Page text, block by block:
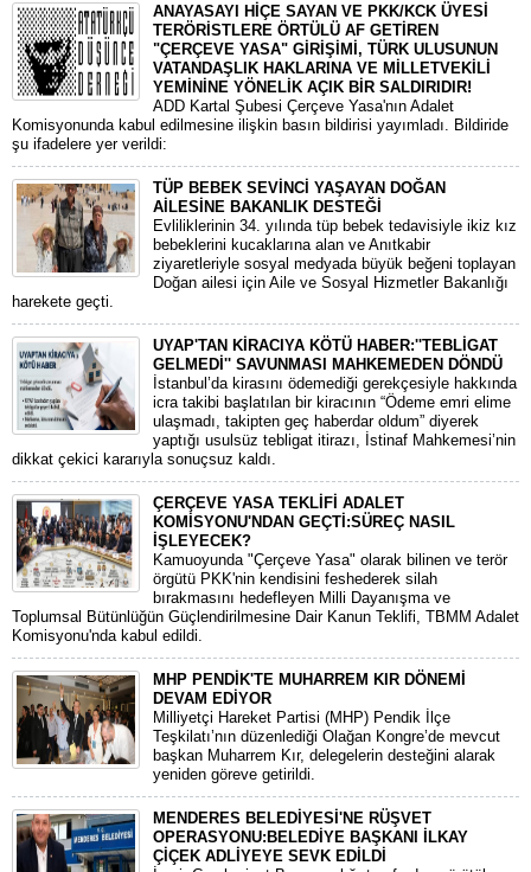
ANAYASAYI HİÇE SAYAN VE PKK/KCK ÜYESİ
TERÖRİSTLERE ÖRTÜLÜ AF GETİREN
"ÇERÇEVE YASA" GİRİŞİMİ, TÜRK ULUSUNUN
VATANDAŞLIK HAKLARINA VE MİLLETVEKİLİ
YEMİNİNE YÖNELİK AÇIK BİR SALDIRIDIR!
ADD Kartal Şubesi Çerçeve Yasa'nın Adalet
Komisyonunda kabul edilmesine ilişkin basın bildirisi yayımladı. Bildiride
şu ifadelere yer verildi:
TÜP BEBEK SEVİNCİ YAŞAYAN DOĞAN
AİLESİNE BAKANLIK DESTEĞİ
​Evliliklerinin 34. yılında tüp bebek tedavisiyle ikiz kız
bebeklerini kucaklarına alan ve Anıtkabir
ziyaretleriyle sosyal medyada büyük beğeni toplayan
Doğan ailesi için Aile ve Sosyal Hizmetler Bakanlığı
harekete geçti.
UYAP'TAN KİRACIYA KÖTÜ HABER:''TEBLİGAT
GELMEDİ'' SAVUNMASI MAHKEMEDEN DÖNDÜ
​İstanbul’da kirasını ödemediği gerekçesiyle hakkında
icra takibi başlatılan bir kiracının “Ödeme emri elime
ulaşmadı, takipten geç haberdar oldum” diyerek
yaptığı usulsüz tebligat itirazı, İstinaf Mahkemesi’nin
dikkat çekici kararıyla sonuçsuz kaldı.
ÇERÇEVE YASA TEKLİFİ ADALET
KOMİSYONU'NDAN GEÇTİ:SÜREÇ NASIL
İŞLEYECEK?
​Kamuoyunda "Çerçeve Yasa" olarak bilinen ve terör
örgütü PKK'nin kendisini feshederek silah
bırakmasını hedefleyen Milli Dayanışma ve
Toplumsal Bütünlüğün Güçlendirilmesine Dair Kanun Teklifi, TBMM Adalet
Komisyonu'nda kabul edildi.
MHP PENDİK'TE MUHARREM KIR DÖNEMİ
DEVAM EDİYOR
​Milliyetçi Hareket Partisi (MHP) Pendik İlçe
Teşkilatı’nın düzenlediği Olağan Kongre’de mevcut
başkan Muharrem Kır, delegelerin desteğini alarak
yeniden göreve getirildi.
MENDERES BELEDİYESİ'NE RÜŞVET
OPERASYONU:BELEDİYE BAŞKANI İLKAY
ÇİÇEK ADLİYEYE SEVK EDİLDİ